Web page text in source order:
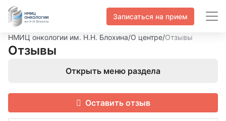
Записаться на прием
НМИЦ онкологии им. Н.Н. Блохина/О центре/Отзывы
Отзывы
Открыть меню раздела
Оставить отзыв